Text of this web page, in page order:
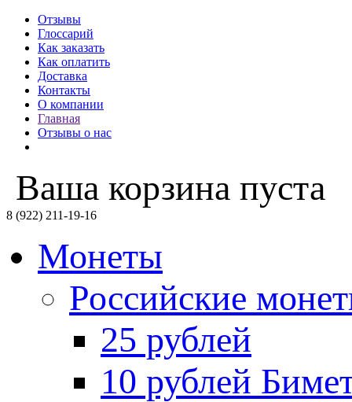
Отзывы
Глоссарий
Как заказать
Как оплатить
Доставка
Контакты
О компании
Главная
Отзывы о нас
Ваша корзина пуста
8 (922) 211-19-16
Монеты
Российские
25 рублей
10 рублей